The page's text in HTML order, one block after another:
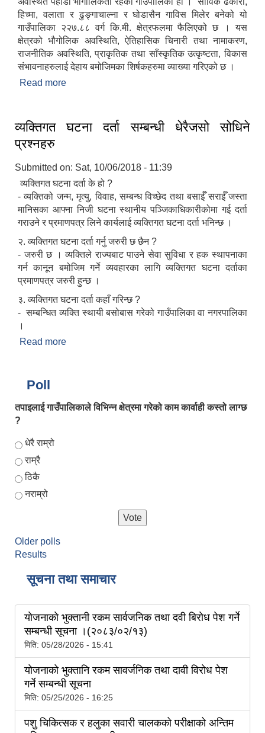
हिच्मा, वलाता र ढुङ्गाचाल्ना र घोडासैन गाविस मिलेर बनेको यो
गाउँपालिका २२७.८८ वर्ग कि.मी. क्षेत्रफलमा फैलिएको छ । यस
क्षेत्रको भौगोलिक अवस्थिति, ऐतिहासिक चिनारी तथा नामाकरण,
राजनीतिक अवस्थिति, प्राकृतिक तथा साँस्कृतिक उत्कृष्टता, विकास
संभावनाहरुलाई देहाय बमोजिमका शिर्षकहरुमा व्याख्या गरिएको छ ।
Read more
व्यक्तिगत घटना दर्ता सम्बन्धी धेरैजसो सोधिने
प्रश्नहरु
Submitted on: Sat, 10/06/2018 - 11:39
व्यक्तिगत घटना दर्ता के हो ?
- व्यक्तिको जन्म, मृत्यु, विवाह, सम्बन्ध विच्छेद तथा बसाईँ सराईँ जस्ता
मानिसका आफ्ना निजी घटना स्थानीय पञ्जिकाधिकारीकोमा गई दर्ता
गराउने र प्रमाणपत्र लिने कार्यलाई व्यक्तिगत घटना दर्ता भनिन्छ ।
२. व्यक्तिगत घटना दर्ता गर्नु जरुरी छ छैन ?
- जरुरी छ । व्यक्तिले राज्यबाट पाउने सेवा सुविधा र हक स्थापनाका
गर्न कानून बमोजिम गर्ने व्यवहारका लागि व्यक्तिगत घटना दर्ताका
प्रमाणपत्र जरुरी हुन्छ ।
३. व्यक्तिगत घटना दर्ता कहाँ गरिन्छ ?
- सम्बन्धित व्यक्ति स्थायी बसोबास गरेको गाउँपालिका वा नगरपालिका
।
Read more
Poll
तपाइलाई गाउँपालिकाले विभिन्न क्षेत्रमा गरेको काम कार्वाही कस्तो लाग्छ
?
Choices
धेरै राम्रो
राम्रै
ठिकै
नराम्रो
Older polls
Results
सूचना तथा समाचार
याेजनाकाे भुक्तानी रकम सार्वजनिक तथा दवी बिराेध पेश गर्ने
सम्बन्धी सूचना ।(२०८३/०२/१३)
मिति: 05/28/2026 - 15:41
योजनाको भुक्तानि रकम सावर्जनिक तथा दावी विरोध पेश
गर्ने सम्बन्धी सूचना
मिति: 05/25/2026 - 16:25
पशु चिकित्सक र हलुका सवारी चालकको परीक्षाको अन्तिम